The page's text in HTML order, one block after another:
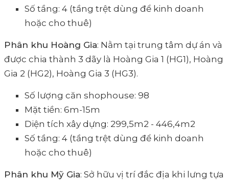
Số tầng: 4 (tầng trệt dùng để kinh doanh
hoặc cho thuê)
Phân khu Hoàng Gia: Nằm tại trung tâm dự án và
được chia thành 3 dãy là Hoàng Gia 1 (HG1), Hoàng
Gia 2 (HG2), Hoàng Gia 3 (HG3).
Số lượng căn shophouse: 98
Mặt tiền: 6m-15m
Diện tích xây dựng: 299,5m2 - 446,4m2
Số tầng: 4 (tầng trệt dùng để kinh doanh
hoặc cho thuê)
Phân khu Mỹ Gia: Sở hữu vị trí đắc địa khi lưng tựa